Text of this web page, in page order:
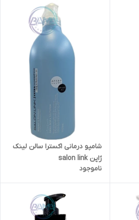
شامپو درمانی اکسترا سالن لینک
ژاپن salon link
ناموجود